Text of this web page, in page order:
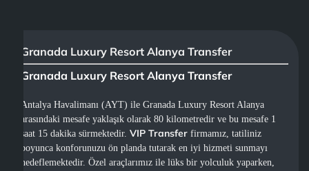
Granada Luxury Resort Alanya Transfer
Granada Luxury Resort Alanya Transfer
Antalya Havalimanı (AYT) ile Granada Luxury Resort Alanya
arasındaki mesafe yaklaşık olarak 80 kilometredir ve bu mesafe 1
saat 15 dakika sürmektedir.VIP Transfer firmamız, tatiliniz
boyunca konforunuzu ön planda tutarak en iyi hizmeti sunmayı
hedeflemektedir. Özel araçlarımız ile lüks bir yolculuk yaparken,